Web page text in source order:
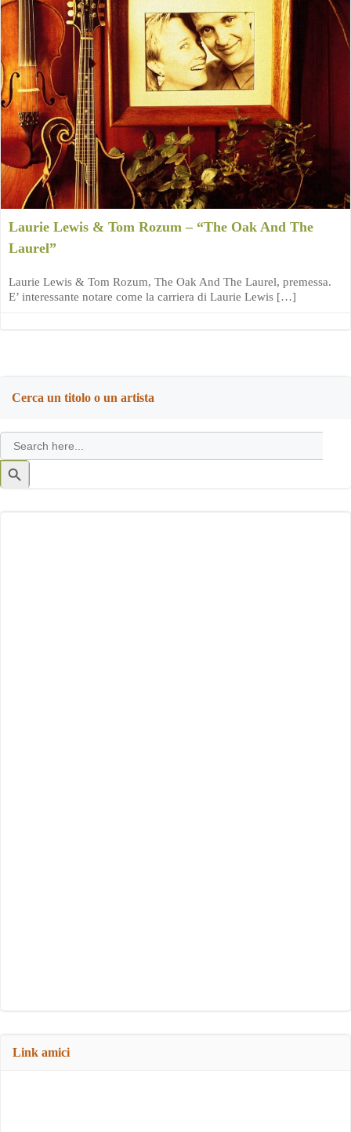
Laurie Lewis & Tom Rozum – “The Oak And The
Laurel”
Laurie Lewis & Tom Rozum, The Oak And The Laurel, premessa.
E’ interessante notare come la carriera di Laurie Lewis […]
Cerca un titolo o un artista
Search
for:
Search
Button
Link amici